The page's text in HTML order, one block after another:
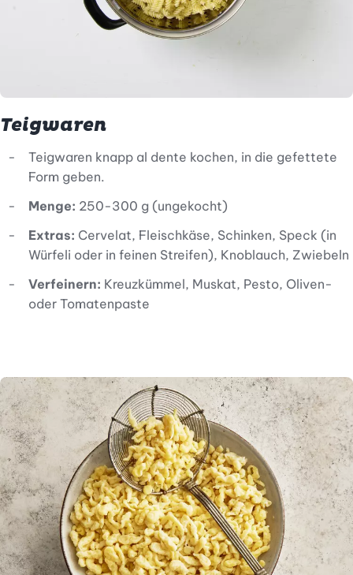
Teigwaren
Teigwaren knapp al dente kochen, in die gefettete
Form geben.
Menge: 250-300 g (ungekocht)
Extras: Cervelat, Fleischkäse, Schinken, Speck (in
Würfeli oder in feinen Streifen), Knoblauch, Zwiebeln
Verfeinern: Kreuzkümmel, Muskat, Pesto, Oliven-
oder Tomatenpaste